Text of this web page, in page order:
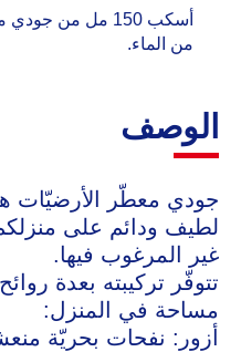
من الماء.
الوصف
جودي معطّر الأرضيّات
لطيف ودائم على
غير المرغوب فيها.
تتوفّر تركيبته بعدة
مساحة في المنزل:
أزور: نفحات بحريّة